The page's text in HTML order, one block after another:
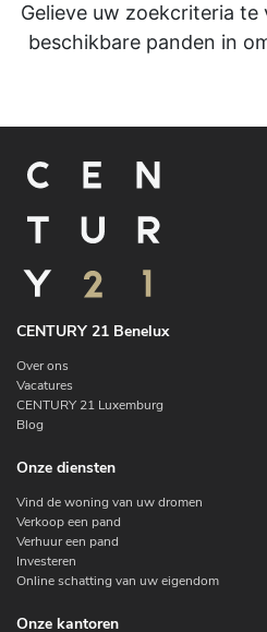
Gelieve uw zoekcriteria
beschikbare panden in
CENTURY 21 Benelux
Over ons
Vacatures
CENTURY 21 Luxemburg
Blog
Onze diensten
Vind de woning van uw dromen
Verkoop een pand
Verhuur een pand
Investeren
Online schatting van uw eigendom
Onze kantoren